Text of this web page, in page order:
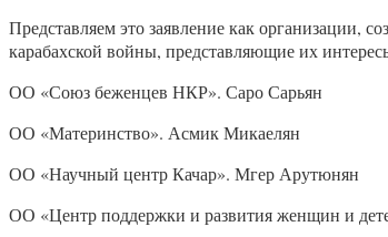
Представляем это заявление как организации,
карабахской войны, представляющие их
ОО «Союз беженцев НКР». Саро Сарьян
ОО «Материнство». Асмик Микаелян
ОО «Научный центр Качар». Мгер Арутюнян
ОО «Центр поддержки и развития женщин и